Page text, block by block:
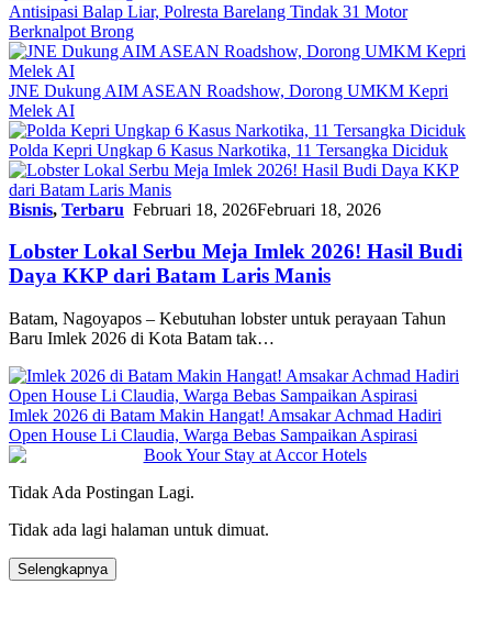
Antisipasi Balap Liar, Polresta Barelang Tindak 31 Motor
Berknalpot Brong
JNE Dukung AIM ASEAN Roadshow, Dorong UMKM Kepri
Melek AI
Polda Kepri Ungkap 6 Kasus Narkotika, 11 Tersangka Diciduk
Bisnis, Terbaru Februari 18, 2026Februari 18, 2026
Lobster Lokal Serbu Meja Imlek 2026! Hasil Budi
Daya KKP dari Batam Laris Manis
Batam, Nagoyapos – Kebutuhan lobster untuk perayaan Tahun
Baru Imlek 2026 di Kota Batam tak…
Imlek 2026 di Batam Makin Hangat! Amsakar Achmad Hadiri
Open House Li Claudia, Warga Bebas Sampaikan Aspirasi
Tidak Ada Postingan Lagi.
Tidak ada lagi halaman untuk dimuat.
Selengkapnya